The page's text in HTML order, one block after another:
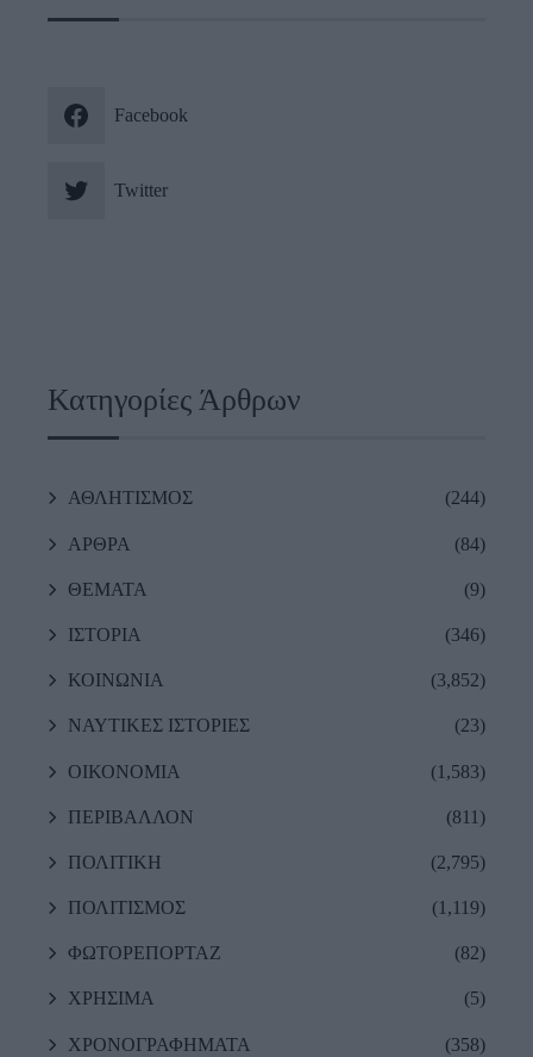
Facebook
Twitter
Κατηγορίες Άρθρων
ΑΘΛΗΤΙΣΜΟΣ (244)
ΑΡΘΡΑ (84)
ΘΕΜΑΤΑ (9)
ΙΣΤΟΡΙΑ (346)
ΚΟΙΝΩΝΙΑ (3,852)
ΝΑΥΤΙΚΕΣ ΙΣΤΟΡΙΕΣ (23)
ΟΙΚΟΝΟΜΙΑ (1,583)
ΠΕΡΙΒΑΛΛΟΝ (811)
ΠΟΛΙΤΙΚΗ (2,795)
ΠΟΛΙΤΙΣΜΟΣ (1,119)
ΦΩΤΟΡΕΠΟΡΤΑΖ (82)
ΧΡΗΣΙΜΑ (5)
ΧΡΟΝΟΓΡΑΦΗΜΑΤΑ (358)